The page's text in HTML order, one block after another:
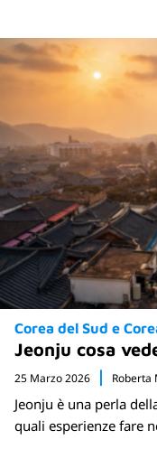
Corea del Sud e
Jeonju cosa
25 Marzo 2026 Roberta
Jeonju è una perla
quali esperienze fare